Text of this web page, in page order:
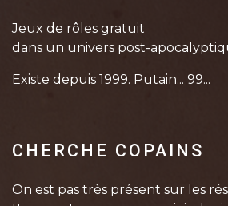
Jeux de rôles gratuit
dans un univers post-
Existe depuis 1999. Putain... 99...
CHERCHE COPAINS
On est pas très présent sur les